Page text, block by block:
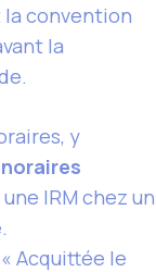
convention
la
y
IRM chez un
Acquittée le